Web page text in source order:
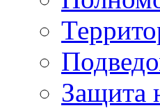
Защита